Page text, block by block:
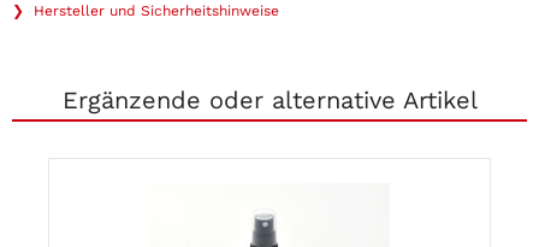
❯ Hersteller und Sicherheitshinweise
Ergänzende oder alternative Artikel